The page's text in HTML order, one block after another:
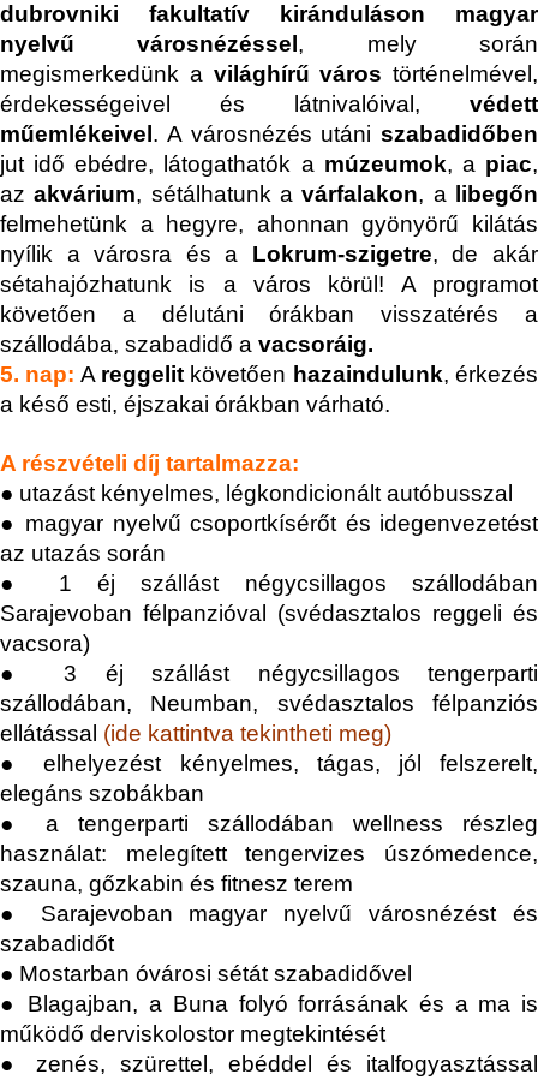
dubrovniki fakultatív kiránduláson magyar
nyelvű városnézéssel , mely során
megismerkedünk a világhírű város történelmével,
érdekességeivel és látnivalóival, védett
műemlékeivel . A városnézés utáni szabadidőben
jut idő ebédre, látogathatók a múzeumok, a piac,
azakvárium, sétálhatunk avárfalakon, a
libegőn
felmehetünk a hegyre, ahonnan gyönyörű kilátás
nyílik a városra és a Lokrum-szigetre, de akár
sétahajózhatunk is a város körül! A programot
követően a délutáni órákban visszatérés a
szállodába, szabadidő a vacsoráig.
5. nap: A reggelit követően hazaindulunk, érkezés
a késő esti, éjszakai órákban várható.
A részvételi díj tartalmazza:
● utazást kényelmes, légkondicionált autóbusszal
● magyar nyelvű csoportkísérőt és idegenvezetést
az utazás során
● 1 éj szállást négycsillagos szállodában
Sarajevoban félpanzióval (svédasztalos reggeli és
vacsora)
● 3 éj szállást négycsillagos tengerparti
szállodában, Neumban, svédasztalos félpanziós
ellátással (ide kattintva tekintheti meg)
● elhelyezést kényelmes, tágas, jól felszerelt,
elegáns szobákban
● a tengerparti szállodában wellness részleg
használat: melegített tengervizes úszómedence,
szauna, gőzkabin és fitnesz terem
● Sarajevoban magyar nyelvű városnézést és
szabadidőt
● Mostarban óvárosi sétát szabadidővel
● Blagajban, a Buna folyó forrásának és a ma is
működő derviskolostor megtekintését
● zenés, szürettel, ebéddel és italfogyasztással